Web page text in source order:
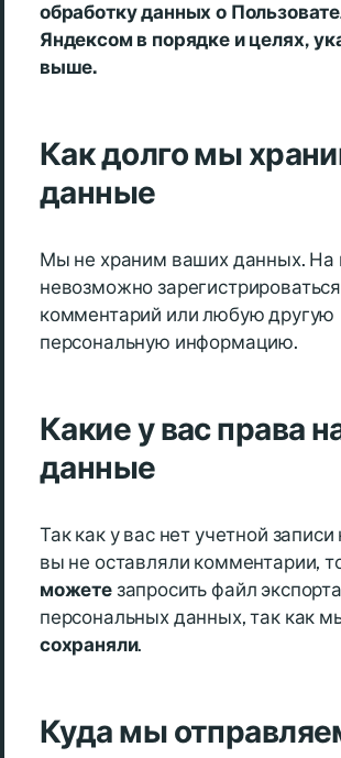
обработку данных о
Яндексом в порядке и целях,
выше.
Как долго мы
данные
Мы не храним ваших данных. На
невозможно
комментарий или любую другую
персональную информацию.
Какие у вас права
данные
Так как у вас нет учетной записи
вы не оставляли комментарии,
можетезапросить файл экспорта
персональных данных, так как
сохраняли.
Куда мы